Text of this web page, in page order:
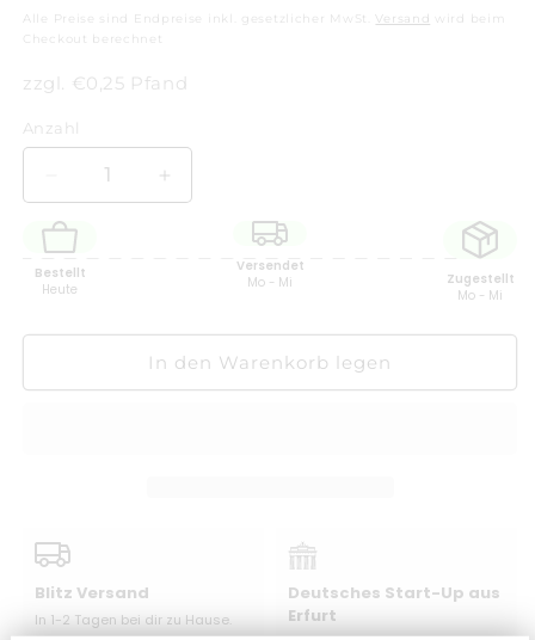
Alle Preise sind Endpreise inkl. gesetzlicher MwSt. Versand wird beim
Checkout berechnet
zzgl. €0,25 Pfand
Anzahl
Anzahl
Verringere
die
Menge
für
Fanta
-
ml
die
-
355
ml
Bestellt
Heute
Versendet
Mo - Mi
Zugestellt
Mo - Mi
In den Warenkorb legen
Blitz Versand
In 1-2 Tagen bei dir zu Hause.
Deutsches Start-Up aus
Erfurt